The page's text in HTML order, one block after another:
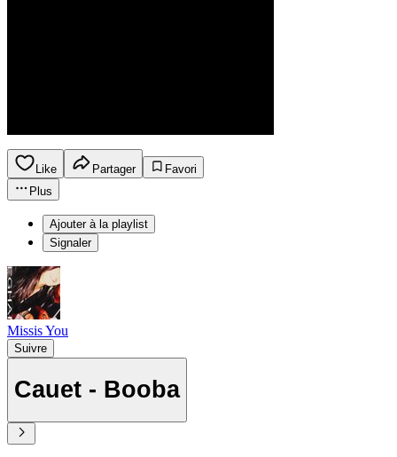
Like Partager
Favori
Plus
Ajouter à la playlist
Signaler
Missis You
Suivre
Cauet - Booba